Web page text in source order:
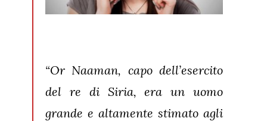
“Or Naaman, capo dell’esercito
del re di Siria, era un uomo
grande e altamente stimato agli